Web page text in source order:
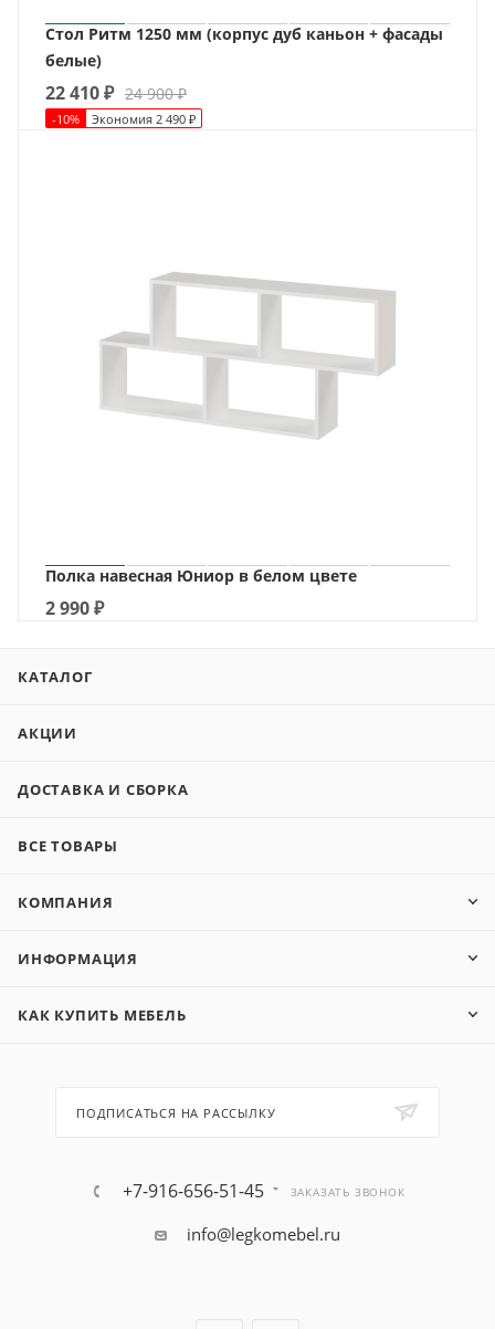
Стол Ритм 1250 мм (корпус дуб каньон + фасады
белые)
22 410₽ 24 900₽
-10% Экономия 2 490 ₽
Полка навесная Юниор в белом цвете
2 990₽
КАТАЛОГ
АКЦИИ
ДОСТАВКА И СБОРКА
ВСЕ ТОВАРЫ
КОМПАНИЯ
ИНФОРМАЦИЯ
КАК КУПИТЬ МЕБЕЛЬ
ПОДПИСАТЬСЯ НА РАССЫЛКУ
+7-916-656-51-45 ЗАКАЗАТЬ ЗВОНОК
info@legkomebel.ru